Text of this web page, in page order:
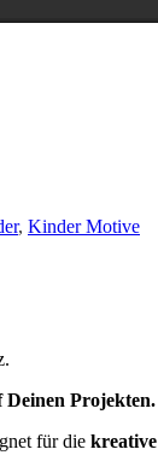
, Kinder Motive
Projekten.
für die kreative